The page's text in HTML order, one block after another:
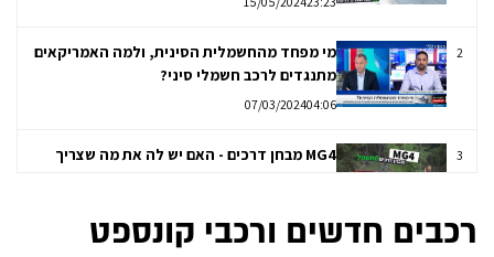
2
מי מפחד מהחשמלית הסינית, ולמה האמריקאים
מתנגדים לרכב חשמלי סיני?
04:06
07/03/2024
3
MG4 מבחן דרכים - האם יש לה את מה שצריך
רכבים חדשים ורכבי קונספט